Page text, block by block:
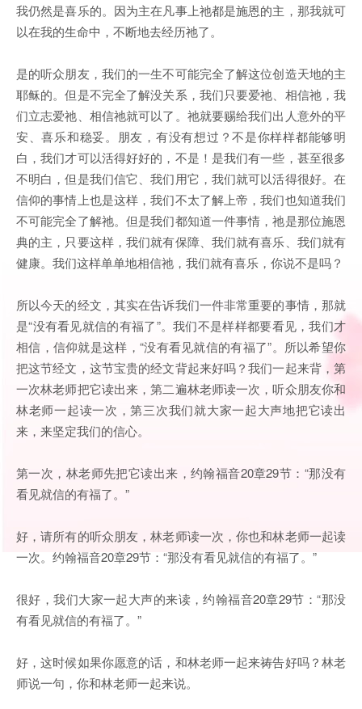
我仍然是喜乐的。因为主在凡事上祂都是施恩的主，那我就可
以在我的生命中，不断地去经历祂了。
是的听众朋友，我们的一生不可能完全了解这位创造天地的主
耶稣的。但是不完全了解没关系，我们只要爱祂、相信祂，我
们立志爱祂、相信祂就可以了。祂就要赐给我们出人意外的平
安、喜乐和稳妥。朋友，有没有想过？不是你样样都能够明
白，我们才可以活得好好的，不是！是我们有一些，甚至很多
不明白，但是我们信它、我们用它，我们就可以活得很好。在
信仰的事情上也是这样，我们不太了解上帝，我们也知道我们
不可能完全了解祂。但是我们都知道一件事情，祂是那位施恩
典的主，只要这样，我们就有保障、我们就有喜乐、我们就有
健康。我们这样单单地相信祂，我们就有喜乐，你说不是吗？
所以今天的经文，其实在告诉我们一件非常重要的事情，那就
是“没有看见就信的有福了”。我们不是样样都要看见，我们才
相信，信仰就是这样，“没有看见就信的有福了”。所以希望你
把这节经文，这节宝贵的经文背起来好吗？我们一起来背，第
一次林老师把它读出来，第二遍林老师读一次，听众朋友你和
林老师一起读一次，第三次我们就大家一起大声地把它读出
来，来坚定我们的信心。
第一次，林老师先把它读出来，约翰福音20章29节：“那没有
看见就信的有福了。”
好，请所有的听众朋友，林老师读一次，你也和林老师一起读
一次。约翰福音20章29节：“那没有看见就信的有福了。”
很好，我们大家一起大声的来读，约翰福音20章29节：“那没
有看见就信的有福了。”
好，这时候如果你愿意的话，和林老师一起来祷告好吗？林老
师说一句，你和林老师一起来说。